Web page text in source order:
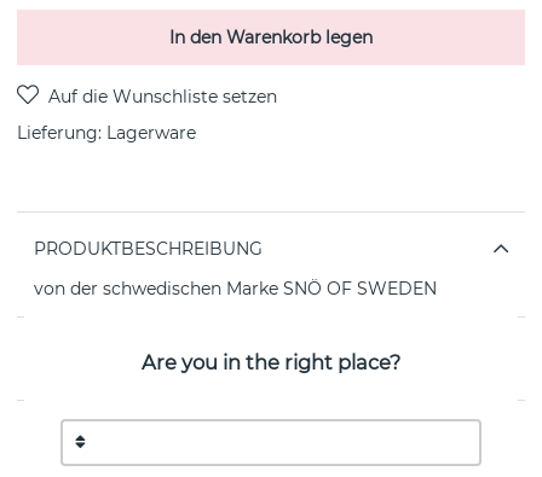
In den Warenkorb legen
Lieferung: Lagerware
PRODUKTBESCHREIBUNG
von der schwedischen Marke SNÖ OF SWEDEN
EIGENSCHAFTENAre you in the right place?